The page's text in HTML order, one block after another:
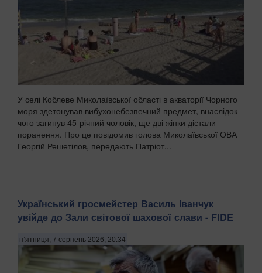
У селі Коблеве Миколаївської області в акваторії Чорного
моря здетонував вибухонебезпечний предмет, внаслідок
чого загинув 45-річний чоловік, ще дві жінки дістали
поранення. Про це повідомив голова Миколаївської ОВА
Георгій Решетілов, передають Патріот...
Український гросмейстер Василь Іванчук
увійде до Зали світової шахової слави - FIDE
п’ятниця, 7 серпень 2026, 20:34